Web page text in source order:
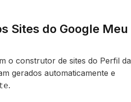
Sites do Google Meu
o construtor de sites do Perfil da
gerados automaticamente e
.